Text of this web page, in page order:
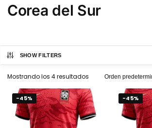
Corea del Sur
SHOW FILTERS
Mostrando los 4 resultados
-45% -45%